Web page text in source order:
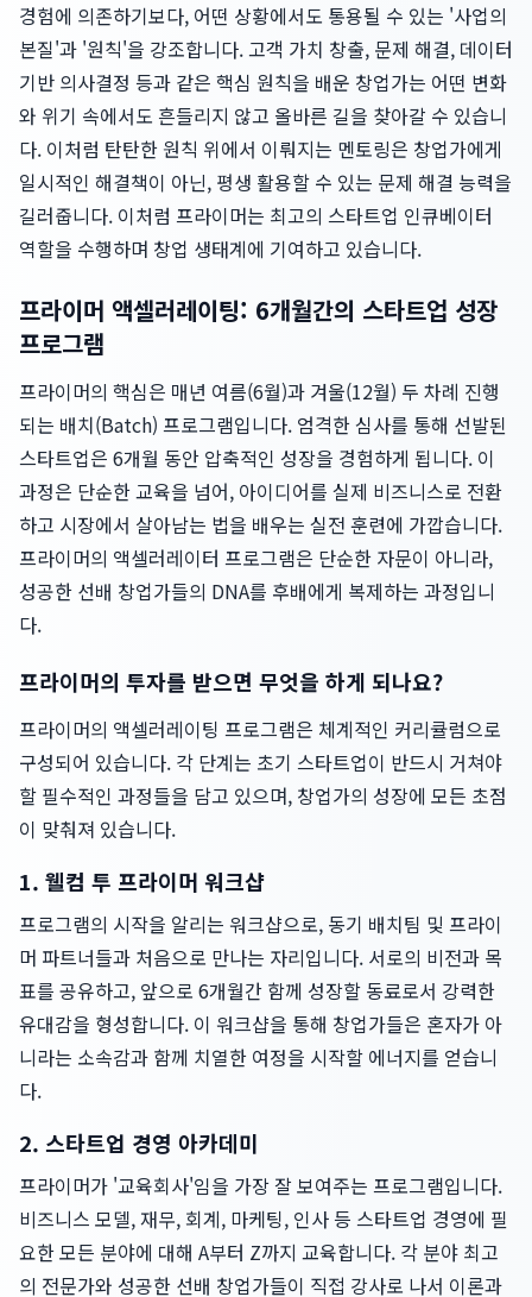
경험에 의존하기보다, 어떤 상황에서도 통용될 수 있는 '사업의
본질'과 '원칙'을 강조합니다. 고객 가치 창출, 문제 해결, 데이터
기반 의사결정 등과 같은 핵심 원칙을 배운 창업가는 어떤 변화
와 위기 속에서도 흔들리지 않고 올바른 길을 찾아갈 수 있습니
다. 이처럼 탄탄한 원칙 위에서 이뤄지는 멘토링은 창업가에게
일시적인 해결책이 아닌, 평생 활용할 수 있는 문제 해결 능력을
길러줍니다. 이처럼 프라이머는 최고의 스타트업 인큐베이터
역할을 수행하며 창업 생태계에 기여하고 있습니다.
프라이머 액셀러레이팅: 6개월간의 스타트업 성장
프로그램
프라이머의 핵심은 매년 여름(6월)과 겨울(12월) 두 차례 진행
되는 배치(Batch) 프로그램입니다. 엄격한 심사를 통해 선발된
스타트업은 6개월 동안 압축적인 성장을 경험하게 됩니다. 이
과정은 단순한 교육을 넘어, 아이디어를 실제 비즈니스로 전환
하고 시장에서 살아남는 법을 배우는 실전 훈련에 가깝습니다.
프라이머의 액셀러레이터 프로그램은 단순한 자문이 아니라,
성공한 선배 창업가들의 DNA를 후배에게 복제하는 과정입니
다.
프라이머의 투자를 받으면 무엇을 하게 되나요?
프라이머의 액셀러레이팅 프로그램은 체계적인 커리큘럼으로
구성되어 있습니다. 각 단계는 초기 스타트업이 반드시 거쳐야
할 필수적인 과정들을 담고 있으며, 창업가의 성장에 모든 초점
이 맞춰져 있습니다.
1. 웰컴 투 프라이머 워크샵
프로그램의 시작을 알리는 워크샵으로, 동기 배치팀 및 프라이
머 파트너들과 처음으로 만나는 자리입니다. 서로의 비전과 목
표를 공유하고, 앞으로 6개월간 함께 성장할 동료로서 강력한
유대감을 형성합니다. 이 워크샵을 통해 창업가들은 혼자가 아
니라는 소속감과 함께 치열한 여정을 시작할 에너지를 얻습니
다.
2. 스타트업 경영 아카데미
프라이머가 '교육회사'임을 가장 잘 보여주는 프로그램입니다.
비즈니스 모델, 재무, 회계, 마케팅, 인사 등 스타트업 경영에 필
요한 모든 분야에 대해 A부터 Z까지 교육합니다. 각 분야 최고
의 전문가와 성공한 선배 창업가들이 직접 강사로 나서 이론과